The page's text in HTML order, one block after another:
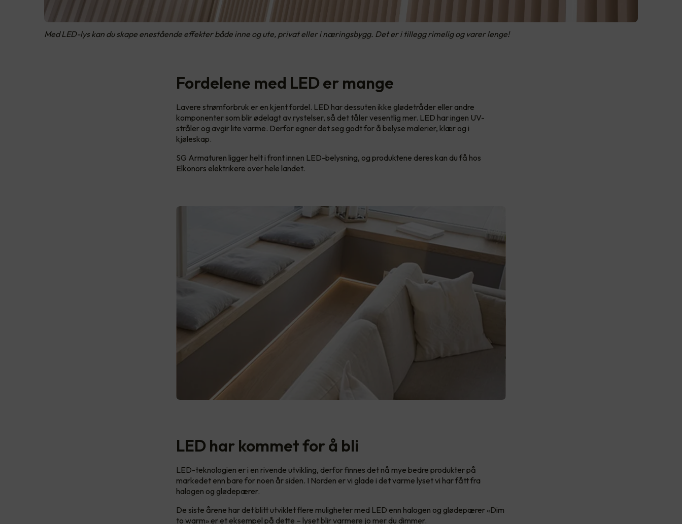
Med LED-lys kan du skape enestående effekter både inne og ute, privat eller i næringsbygg. Det er i tillegg rimelig og varer lenge!
Fordelene med LED er mange
Lavere strømforbruk er en kjent fordel. LED har dessuten ikke glødetråder eller andre
komponenter som blir ødelagt av rystelser, så det tåler vesentlig mer. LED har ingen UV-
stråler og avgir lite varme. Derfor egner det seg godt for å belyse malerier, klær og i
kjøleskap.
SG Armaturen ligger helt i front innen LED-belysning, og produktene deres kan du få hos
Elkonors elektrikere over hele landet.
LED har kommet for å bli
LED-teknologien er i en rivende utvikling, derfor finnes det nå mye bedre produkter på
markedet enn bare for noen år siden. I Norden er vi glade i det varme lyset vi har fått fra
halogen og glødepærer.
De siste årene har det blitt utviklet flere muligheter med LED enn halogen og glødepærer «Dim
to warm» er et eksempel på dette – lyset blir varmere jo mer du dimmer.